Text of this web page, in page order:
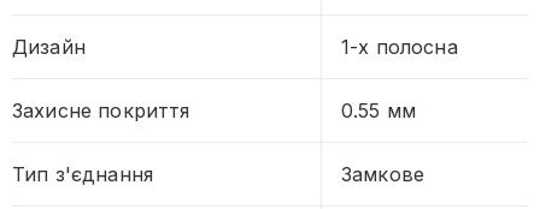
Дизайн 1-х полосна
Захисне покриття 0.55 мм
Тип з'єднання Замкове